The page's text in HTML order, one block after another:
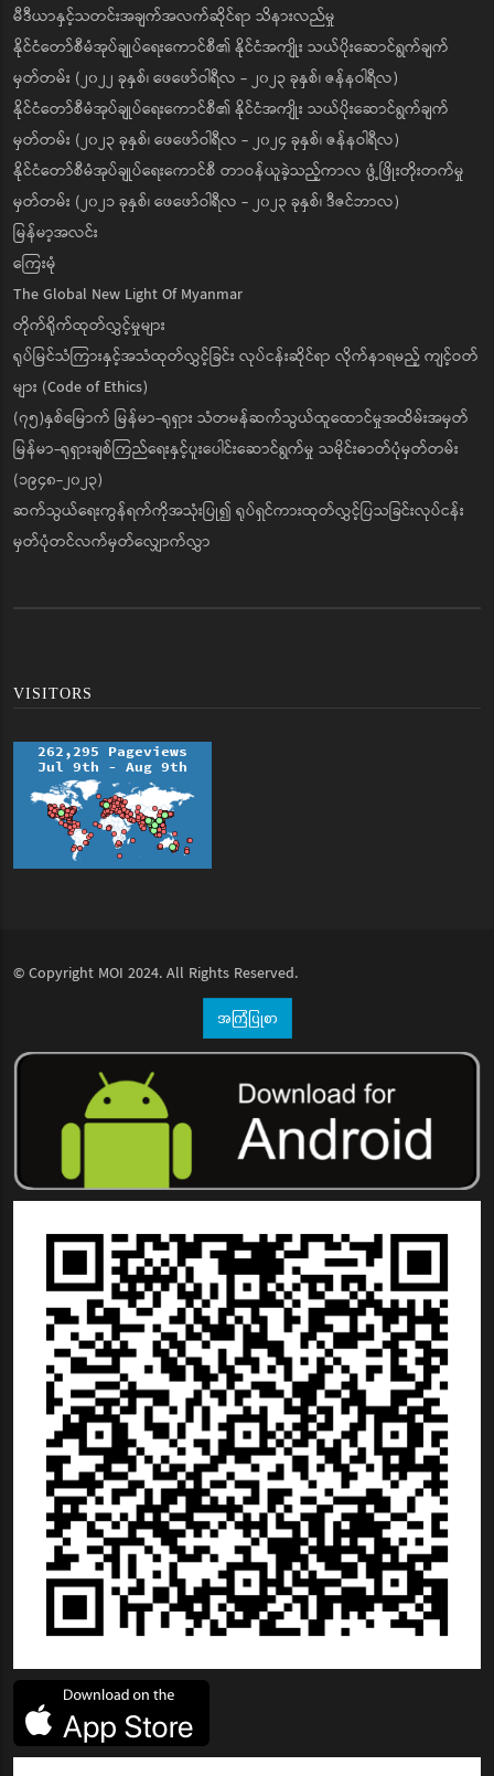
မီဒီယာနှင့်သတင်းအချက်အလက်ဆိုင်ရာ သိနားလည်မှု
နိုင်ငံတော်စီမံအုပ်ချုပ်ရေးကောင်စီ၏ နိုင်ငံအကျိုး သယ်ပိုးဆောင်ရွက်ချက်
မှတ်တမ်း (၂၀၂၂ ခုနှစ်၊ ဖေဖော်ဝါရီလ - ၂၀၂၃ ခုနှစ်၊ ဇန်နဝါရီလ)
နိုင်ငံတော်စီမံအုပ်ချုပ်ရေးကောင်စီ၏ နိုင်ငံအကျိုး သယ်ပိုးဆောင်ရွက်ချက်
မှတ်တမ်း (၂၀၂၃ ခုနှစ်၊ ဖေဖော်ဝါရီလ - ၂၀၂၄ ခုနှစ်၊ ဇန်နဝါရီလ)
နိုင်ငံတော်စီမံအုပ်ချုပ်ရေးကောင်စီ တာဝန်ယူခဲ့သည့်ကာလ ဖွံ့ဖြိုးတိုးတက်မှု
မှတ်တမ်း (၂၀၂၁ ခုနှစ်၊ ဖေဖော်ဝါရီလ - ၂၀၂၃ ခုနှစ်၊ ဒီဇင်ဘာလ)
မြန်မာ့အလင်း
ကြေးမုံ
The Global New Light Of Myanmar
တိုက်ရိုက်ထုတ်လွှင့်မှုများ
ရုပ်မြင်သံကြားနှင့်အသံထုတ်လွှင့်ခြင်း လုပ်ငန်းဆိုင်ရာ လိုက်နာရမည့် ကျင့်ဝတ်
များ (Code of Ethics)
(၇၅)နှစ်မြောက် မြန်မာ-ရုရှား သံတမန်ဆက်သွယ်ထူထောင်မှုအထိမ်းအမှတ်
မြန်မာ-ရုရှားချစ်ကြည်ရေးနှင့်ပူးပေါင်းဆောင်ရွက်မှု သမိုင်းဓာတ်ပုံမှတ်တမ်း
(၁၉၄၈-၂၀၂၃)
ဆက်သွယ်ရေးကွန်ရက်ကိုအသုံးပြု၍ ရုပ်ရှင်ကားထုတ်လွှင့်ပြသခြင်းလုပ်ငန်း
မှတ်ပုံတင်လက်မှတ်လျှောက်လွှာ
VISITORS
© Copyright MOI 2024. All Rights Reserved.
အကြံပြုစာ